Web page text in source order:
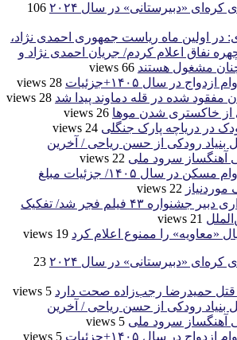
«دبیرستانی» در سال ۲۰۲۴
106
در اولین ماه ریاست جمهوری احمدی نژاد،
نفاق اعلام کردم/ جریان احمدی نژاد و
مشغول هستند 66 views
در سال ۱۴۰۵+جزئیات
28 views
مفقود شده در قله دماوند پیدا شد 28 views
از خاکستری شدن موها 26 views
در دریاچه پارک جنگلی 24 views
بنیاد رودکی از حسن ریاحی / آخرین
سرود ملی 22 views
شرایط دریافت وام مسکن در سال ۱۴۰۵/ جزئیات مبلغ
22 views
منوچهر شاهسواری دبیر جشنواره ۴۳ فیلم فجر شد/ تفکیک
21 views
«معاویه» را ممنوع اعلام کرد 19 views
«دبیرستانی» در سال ۲۰۲۴
23
قتل حمیدرضا رجب‌زاده صحت دارد 5 views
بنیاد رودکی از حسن ریاحی / آخرین
سرود ملی 5 views
در سال ۱۴۰۵+جزئیات
5 views